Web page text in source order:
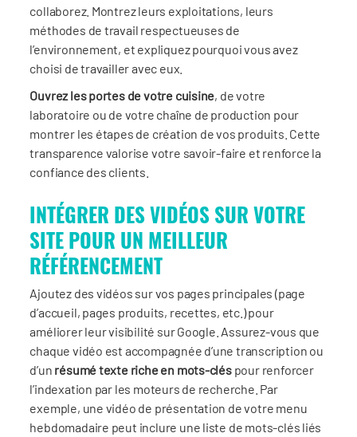
collaborez. Montrez leurs exploitations, leurs
méthodes de travail respectueuses de
l’environnement, et expliquez pourquoi vous avez
choisi de travailler avec eux.
Ouvrez les portes de votre cuisine, de votre
laboratoire ou de votre chaîne de production pour
montrer les étapes de création de vos produits. Cette
transparence valorise votre savoir-faire et renforce la
confiance des clients.
INTÉGRER DES VIDÉOS SUR VOTRE
SITE POUR UN MEILLEUR
RÉFÉRENCEMENT
Ajoutez des vidéos sur vos pages principales (page
d’accueil, pages produits, recettes, etc.) pour
améliorer leur visibilité sur Google. Assurez-vous que
chaque vidéo est accompagnée d’une transcription ou
d’un résumé texte riche en mots-cléspour renforcer
l’indexation par les moteurs de recherche. Par
exemple, une vidéo de présentation de votre menu
hebdomadaire peut inclure une liste de mots-clés liés